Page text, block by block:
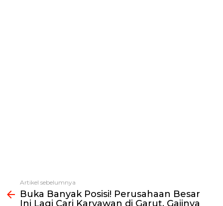
Lihat
selengkapnya
Artikel sebelumnya
Buka Banyak Posisi! Perusahaan Besar
Ini Lagi Cari Karyawan di Garut, Gajinya